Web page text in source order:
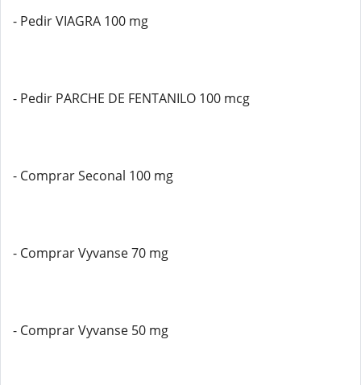
- Pedir VIAGRA 100 mg
- Pedir PARCHE DE FENTANILO 100 mcg
- Comprar Seconal 100 mg
- Comprar Vyvanse 70 mg
- Comprar Vyvanse 50 mg